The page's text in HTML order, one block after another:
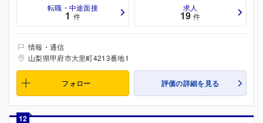
転職・中途面接
1 件
求人
19 件
情報・通信
山梨県甲府市大里町4213番地1
フォロー 評価の詳細を見る
12